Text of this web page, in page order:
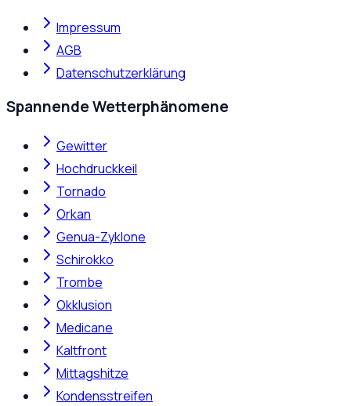
Impressum
AGB
Datenschutzerklärung
Spannende Wetterphänomene
Gewitter
Hochdruckkeil
Tornado
Orkan
Genua-Zyklone
Schirokko
Trombe
Okklusion
Medicane
Kaltfront
Mittagshitze
Kondensstreifen